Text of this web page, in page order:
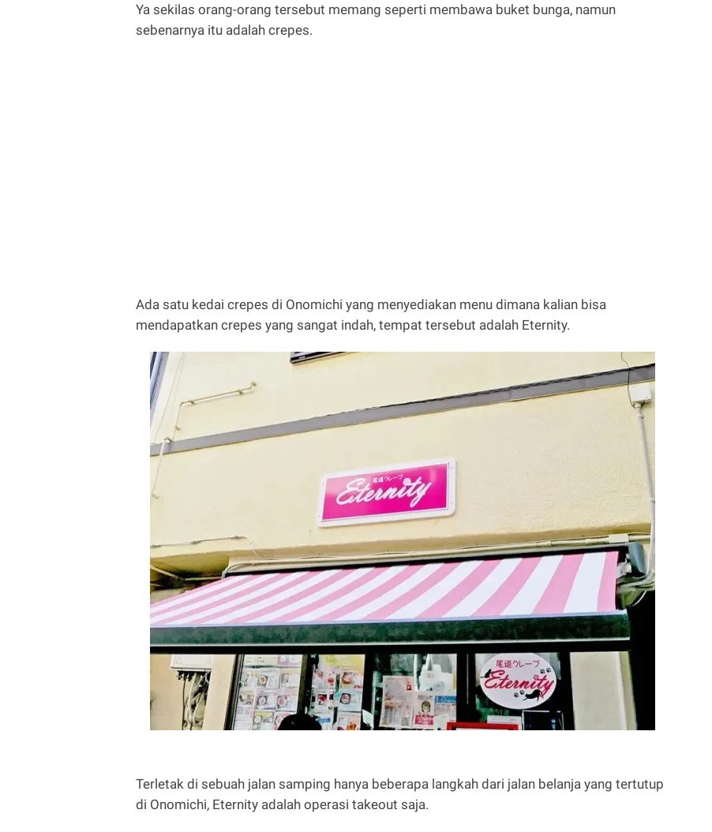
Ya sekilas orang-orang tersebut memang seperti membawa buket bunga, namun
sebenarnya itu adalah crepes.
Ada satu kedai crepes di Onomichi yang menyediakan menu dimana kalian bisa
mendapatkan crepes yang sangat indah, tempat tersebut adalah Eternity.
Terletak di sebuah jalan samping hanya beberapa langkah dari jalan belanja yang tertutup
di Onomichi, Eternity adalah operasi takeout saja.